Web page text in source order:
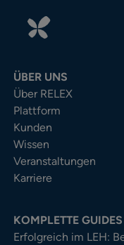
ÜBER UNS
Über RELEX
Plattform
Kunden
Wissen
Veranstaltungen
Karriere
KOMPLETTE GUIDES
Erfolgreich im LEH: